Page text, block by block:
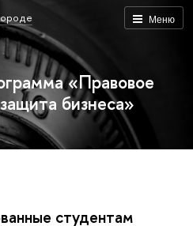
Меню
«Правовое
бизнеса»
студентам